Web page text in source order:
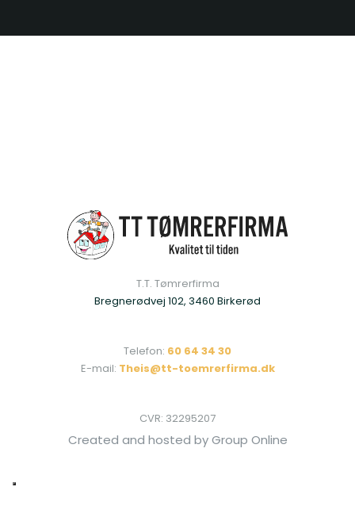
T.T. Tømrerfirma​
Bregnerødvej 102, 3460 Birkerød
Telefon: 60 64 34 30
E-mail: Theis@tt-toemrerfirma.dk
CVR: ​32295207
Created and hosted by Group Online